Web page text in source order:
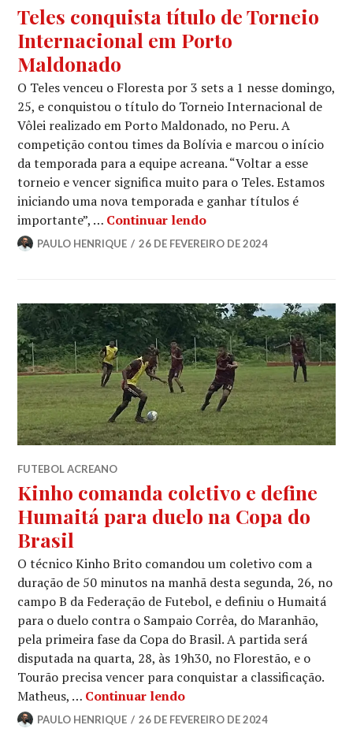
Teles conquista título de Torneio
Internacional em Porto
Maldonado
O Teles venceu o Floresta por 3 sets a 1 nesse domingo,
25, e conquistou o título do Torneio Internacional de
Vôlei realizado em Porto Maldonado, no Peru. A
competição contou times da Bolívia e marcou o início
da temporada para a equipe acreana. “Voltar a esse
torneio e vencer significa muito para o Teles. Estamos
iniciando uma nova temporada e ganhar títulos é
importante”, … Continuar lendo
PAULO HENRIQUE 26 DE FEVEREIRO DE 2024
FUTEBOL ACREANO
Kinho comanda coletivo e define
Humaitá para duelo na Copa do
Brasil
O técnico Kinho Brito comandou um coletivo com a
duração de 50 minutos na manhã desta segunda, 26, no
campo B da Federação de Futebol, e definiu o Humaitá
para o duelo contra o Sampaio Corrêa, do Maranhão,
pela primeira fase da Copa do Brasil. A partida será
disputada na quarta, 28, às 19h30, no Florestão, e o
Tourão precisa vencer para conquistar a classificação.
Matheus, … Continuar lendo
PAULO HENRIQUE 26 DE FEVEREIRO DE 2024